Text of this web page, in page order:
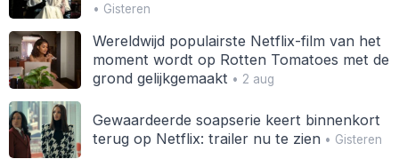
• Gisteren
Wereldwijd populairste Netflix-film van het
moment wordt op Rotten Tomatoes met de
grond gelijkgemaakt • 2 aug
Gewaardeerde soapserie keert binnenkort
terug op Netflix: trailer nu te zien• Gisteren